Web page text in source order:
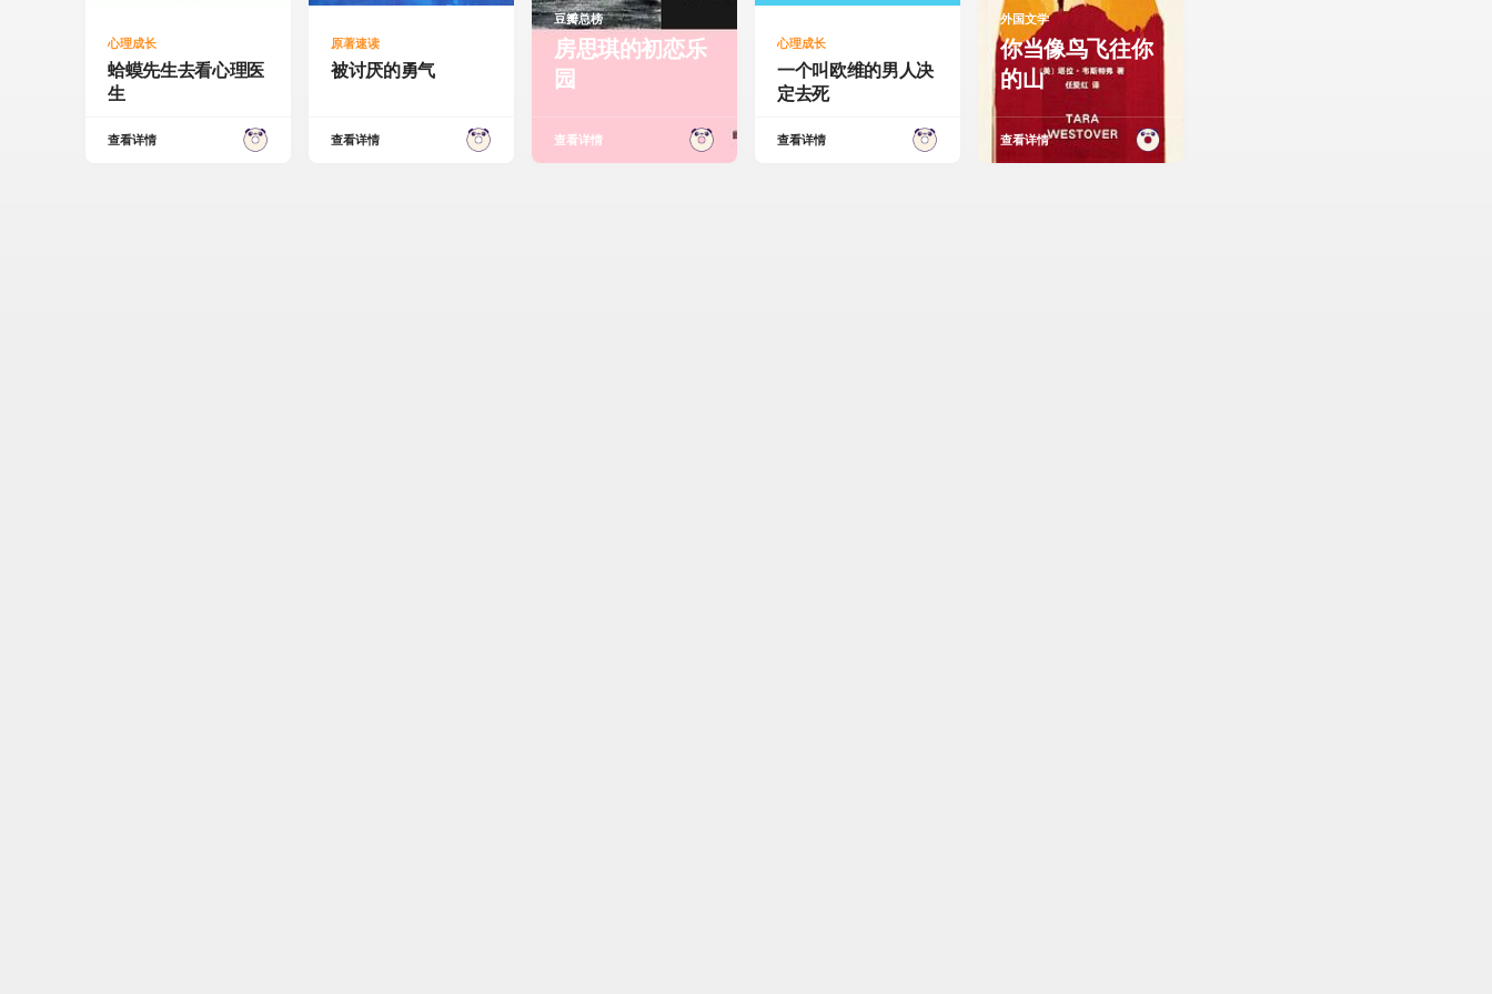
心理成长
蛤蟆先生去看心理医
生
查看详情
原著速读
被讨厌的勇气
查看详情
豆瓣总榜
房思琪的初恋乐
园
查看详情
心理成长
一个叫欧维的男人决
定去死
查看详情
外国文学
你当像鸟飞往你
的山
查看详情